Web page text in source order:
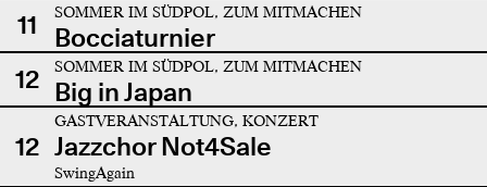
11 SOMMER IM SÜDPOL, ZUM MITMACHEN
Bocciaturnier
12
SOMMER IM SÜDPOL, ZUM MITMACHEN
Big in Japan
12
GASTVERANSTALTUNG, KONZERT
Jazzchor Not4Sale
SwingAgain